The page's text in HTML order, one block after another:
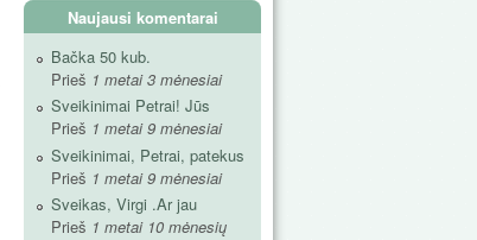
Naujausi komentarai
Bačka 50 kub.
Prieš 1 metai 3 mėnesiai
Sveikinimai Petrai! Jūs
Prieš 1 metai 9 mėnesiai
Sveikinimai, Petrai, patekus
Prieš 1 metai 9 mėnesiai
Sveikas, Virgi .Ar jau
Prieš 1 metai 10 mėnesių